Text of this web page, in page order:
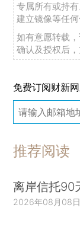
专属所有或持
建立镜像等任何
如有意愿转载
确认及授权后，
免费订阅财新
推荐阅读
离岸信托90
2026年08月08日